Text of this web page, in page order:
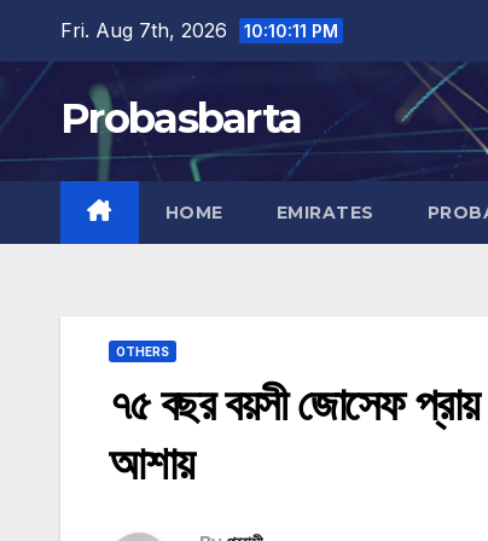
content
Fri. Aug 7th, 2026 10:10:12 PM
Probasbarta
HOME EMIRATES
OTHERS
৭৫ বছর বয়সী জোসেফ
আশায়